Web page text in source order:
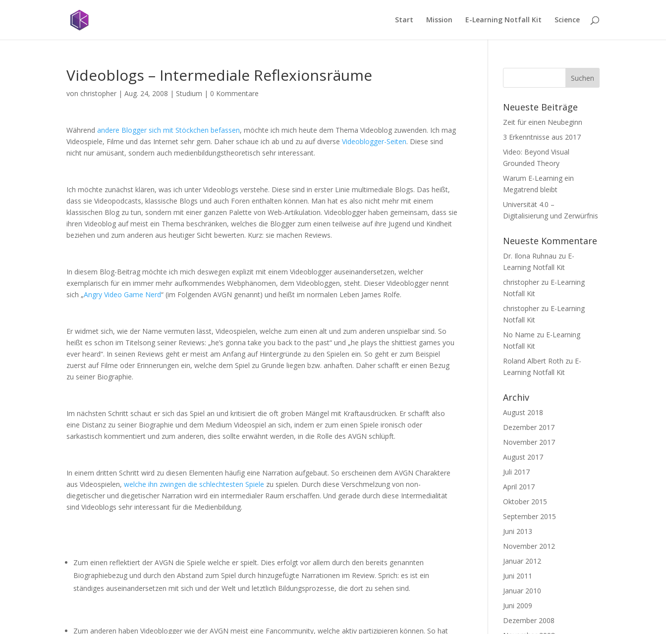
Start Mission E-Learning Notfall Kit Science
Videoblogs – Intermediale Reflexionsräume
von christopher |Aug. 24, 2008 | Studium | 0 Kommentare
Währendandere Blogger sich mit Stöckchen befassen, möchte ich mich heute dem Thema Videoblog zuwenden. Ich mag
Videospiele, Filme und das Internet sehr gern. Daher schaue ich ab und zu auf diverseVideoblogger-Seiten. Diese sind
nicht nur amüsant, sondern auch medienbildungstheoretisch sehr interessant.
Ich möchte zunächst klären, was ich unter Videoblogs verstehe. Diese sind in erster Linie multimediale Blogs. Das heißt,
dass sie Videopodcasts, klassische Blogs und auch Foren enthalten können. Man hat es also nicht mehr mit einem
klassischen Blog zu tun, sondern mit einer ganzen Palette von Web-Artikulation. Videoblogger haben gemeinsam, dass sie
ihren Videoblog auf meist ein Thema beschränken, welches die Blogger zum einen teilweise auf ihre Jugend und Kindheit
beziehen und zum anderen aus heutiger Sicht bewerten. Kurz: sie machen Reviews.
In diesem Blog-Beitrag möchte ich mich deswegen explizit mit einem Videoblogger auseinandersetzen, welcher
exemplarisch für ein immer mehr aufkommendes Webphänomen, dem Videobloggen, steht. Dieser Videoblogger nennt
sich „Angry Video Game Nerd“ (im Folgenden AVGN genannt) und heißt im normalen Leben James Rolfe.
Er widmet sich, wie der Name vermuten lässt, Videospielen, welche zum einen alt und zum anderen unspielbar sind. So
heißt es schon im Titelsong seiner Reviews: „he’s gonna take you back to the past“ und „he plays the shittiest games you
ever heard“. In seinen Reviews geht er meist am Anfang auf Hintergründe zu den Spielen ein. So geht er zum Beispiel
zuerst auf Filme oder Erinnerungen ein, welche dem Spiel zu Grunde liegen bzw. anhaften. Daher schafft er einen Bezug
zu seiner Biographie.
Im nächsten Schritt schaut er sich das Spiel an und kritisiert die oft groben Mängel mit Kraftausdrücken. Er schafft also
eine Distanz zu seiner Biographie und dem Medium Videospiel an sich, indem er zum einen Spiele ironisch oder
sarkastisch kommentiert und zum anderen, dies sollte erwähnt werden, in die Rolle des AVGN schlüpft.
In einem dritten Schritt wird zu diesen Elementen häufig eine Narration aufgebaut. So erscheinen dem AVGN Charaktere
aus Videospielen,welche ihn zwingen die schlechtesten Spiele zu spielen. Durch diese Verschmelzung von non-
diegetischer und diegetischer Narration wird ein intermedialer Raum erschaffen. Und gerade durch diese Intermedialität
sind Videoblogs sehr interessant für die Medienbildung.
Zum einen reflektiert der AVGN die Spiele welche er spielt. Dies erfolgt vor allem durch den bereits genannten
Biographiebezug und durch den Abstand zum Spiel durch hinzugefügte Narrationen im Review. Sprich: es ist ein
ständiges auseinandersetzen mit sich und der Welt und letztlich Bildungsprozesse, die dort zu sehen sind.
Zum anderen haben Videoblogger wie der AVGN meist eine Fancommunity, welche aktiv partizipieren können. So hat
Neueste Beiträge
Zeit für einen Neubeginn
3 Erkenntnisse aus 2017
Video: Beyond Visual
Grounded Theory
Warum E-Learning ein
Megatrend bleibt
Universität 4.0 –
Digitalisierung und Zerwürfnis
Neueste Kommentare
Dr. Ilona Ruhnau zu E-
Learning Notfall Kit
christopher zu E-Learning
Notfall Kit
christopher zu E-Learning
Notfall Kit
No Name zu E-Learning
Notfall Kit
Roland Albert Roth zu E-
Learning Notfall Kit
Archiv
August 2018
Dezember 2017
November 2017
August 2017
Juli 2017
April 2017
Oktober 2015
September 2015
Juni 2013
November 2012
Januar 2012
Juni 2011
Januar 2010
Juni 2009
Dezember 2008